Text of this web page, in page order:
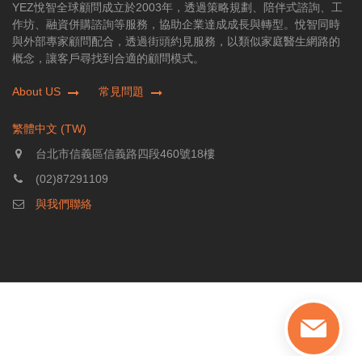
YEZ悅智全球顧問成立於2003年，透過策略規劃、陪伴式諮詢、工
作坊、融資併購諮詢等服務，協助企業達成成長與轉型。悅智同時
與外部專家顧問配合，透過街頭約見服務，以類似家庭醫生網路的
概念，讓客戶尋找到合適的顧問模式。
About US 常見問題
繁體中文 (TW)
台北市信義區信義路四段460號18樓
(02)87291109
與我們聯絡